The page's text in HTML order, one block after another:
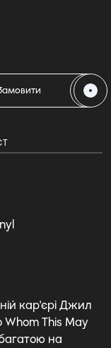
кар'єрі Джил
Whom This May
на